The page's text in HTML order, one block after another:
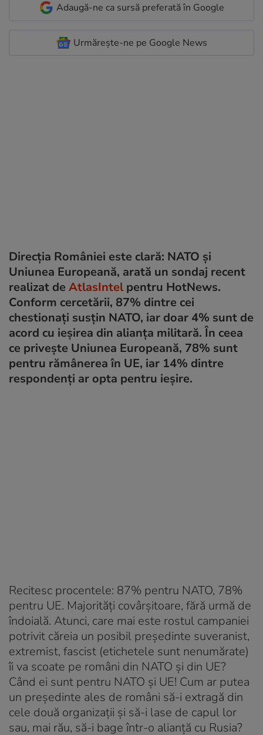
Adaugă-ne ca sursă preferată în Google
Urmărește-ne pe Google News
Direcția României este clară: NATO și
Uniunea Europeană, arată un sondaj recent
realizat de AtlasIntel pentru HotNews.
Conform cercetării, 87% dintre cei
chestionați susțin NATO, iar doar 4% sunt de
acord cu ieșirea din alianța militară. În ceea
ce privește Uniunea Europeană, 78% sunt
pentru rămânerea în UE, iar 14% dintre
respondenți ar opta pentru ieșire.
Recitesc procentele: 87% pentru NATO, 78%
pentru UE. Majorități covârșitoare, fără urmă de
îndoială. Atunci, care mai este rostul campaniei
potrivit căreia un posibil președinte suveranist,
extremist, fascist (etichetele sunt nenumărate)
îi va scoate pe români din NATO și din UE?
Când ei sunt pentru NATO și UE! Cum ar putea
un președinte ales de români să-i extragă din
cele două organizații și să-i lase de capul lor
sau, mai rău, să-i bage într-o alianță cu Rusia?